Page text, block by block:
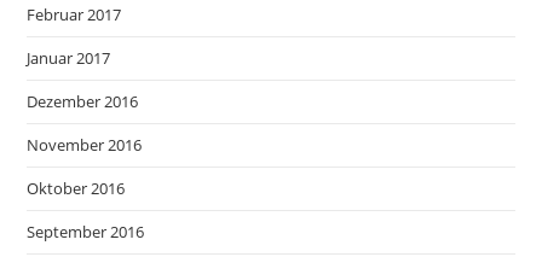
Februar 2017
Januar 2017
Dezember 2016
November 2016
Oktober 2016
September 2016